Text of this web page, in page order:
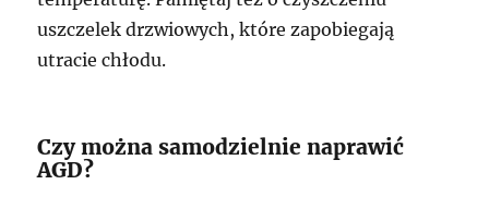
uszczelek drzwiowych, które zapobiegają
utracie chłodu.
Czy można samodzielnie naprawić
AGD?